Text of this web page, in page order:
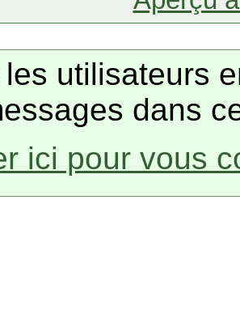
utilisateurs
dans
ici pour vous